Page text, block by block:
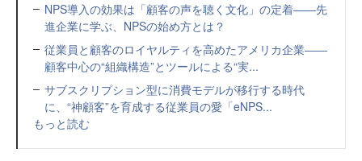
NPS導入の効果は「顧客の声を聴く文化」の定着――先
進企業に学ぶ、NPSの始め方とは？
従業員と顧客のロイヤルティを高めたアメリカ企業――
顧客中心の“組織構造”とツールによる“実...
サブスクリプション型に消費モデルが移行する時代
に、“神顧客”を育成する従業員の愛「eNPS...
もっと読む